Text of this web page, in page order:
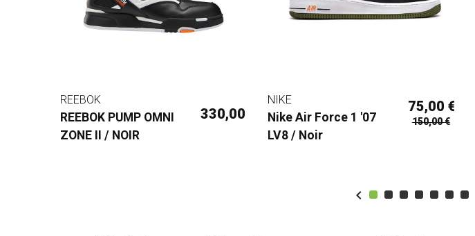
REEBOK
REEBOK PUMP OMNI
ZONE II / NOIR
330,00 €
NIKE
Nike Air Force 1 '07
LV8 / Noir
75,00 €
150,00 €
